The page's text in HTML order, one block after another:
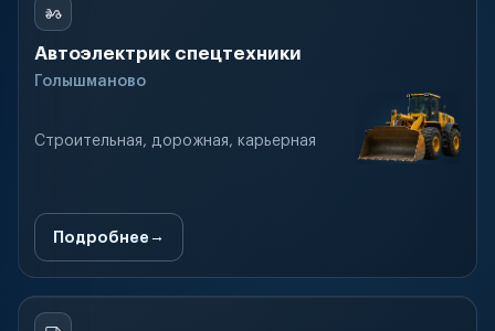
Автоэлектрик спецтехники
Голышманово
Строительная, дорожная, карьерная
Подробнее